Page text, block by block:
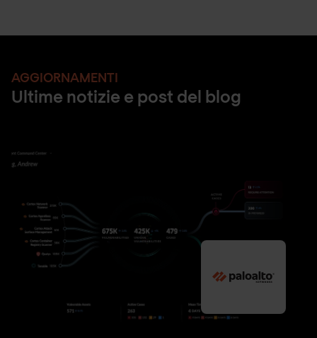
AGGIORNAMENTI
Ultime notizie e post del blog